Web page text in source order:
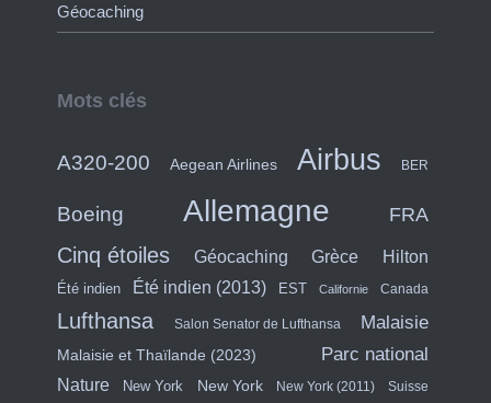
Géocaching
Mots clés
A320-200 Aegean Airlines Airbus BER
Boeing Allemagne FRA
Cinq étoiles Géocaching Grèce Hilton
Été indien Été indien (2013) EST Californie Canada
Lufthansa Salon Senator de Lufthansa Malaisie
Malaisie et Thaïlande (2023) Parc national
Nature New York New York New York (2011) Suisse